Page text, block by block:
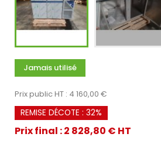
Jamais utilisé
Prix public HT : 4 160,00 €
REMISE DÉCOTE : 32%
Prix final : 2 828,80 € HT